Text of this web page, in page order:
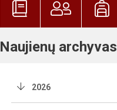
Naujienų archyvas
2026